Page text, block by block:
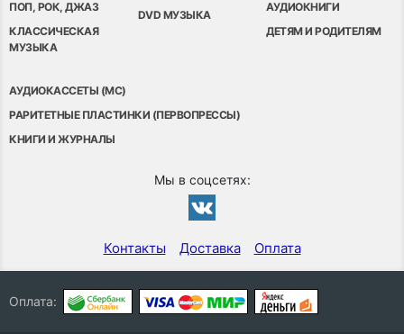
ПОП, РОК, ДЖАЗ
КЛАССИЧЕСКАЯ
МУЗЫКА
DVD МУЗЫКА
АУДИОКНИГИ
ДЕТЯМ И РОДИТЕЛЯМ
АУДИОКАССЕТЫ (MC)
РАРИТЕТНЫЕ ПЛАСТИНКИ (ПЕРВОПРЕССЫ)
КНИГИ И ЖУРНАЛЫ
Мы в соцсетях:
Контакты Доставка Оплата
Оплата: